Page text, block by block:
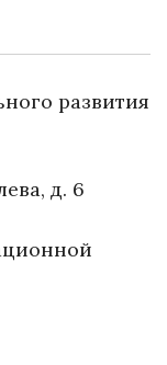
развития
д. 6